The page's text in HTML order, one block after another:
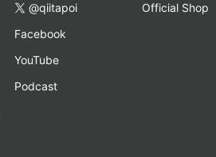
@qiitapoi
Facebook
YouTube
Podcast
Official Shop